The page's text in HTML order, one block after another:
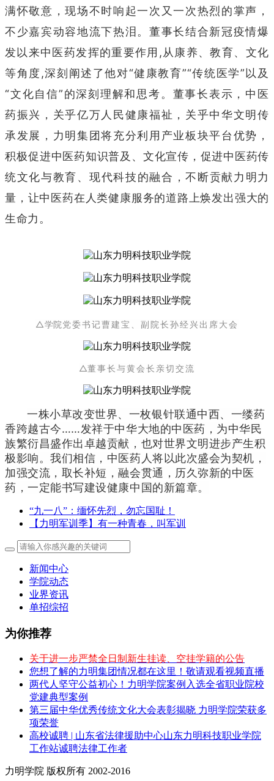
满怀敬意，现场不时响起一次又一次热烈的掌声，
不少嘉宾动容地流下热泪。董事长结合新冠疫情爆
发以来中医药发挥的重要作用,从康养、教育、文化
等角度,深刻阐述了他对“健康教育”“传统医学”以及
“文化自信”的深刻理解和思考。董事长表示，中医
药振兴，关乎亿万人民健康福祉，关乎中华文明传
承发展，力明集团将充分利用产业板块平台优势，
积极促进中医药知识普及、文化宣传，促进中医药传
统文化与教育、现代科技的融合，不断贡献力明力
量，让中医药在人类健康服务的道路上焕发出强大的
生命力。
△学院党委书记曹建宝、副院长孙经兴出席大会
△董事长与黄会长亲切交流
一株小草改变世界、一枚银针联通中西、一缕药
香跨越古今……发祥于中华大地的中医药，为中华民
族繁衍昌盛作出卓越贡献，也对世界文明进步产生积
极影响。我们相信，中医药人将以此次盛会为契机，
加强交流，取长补短，融会贯通，历久弥新的中医
药，一定能书写建设健康中国的新篇章。
“九一八”：缅怀先烈，勿忘国耻！
【力明军训季】有一种青春，叫军训
新闻中心
学院动态
业界资讯
单招综招
为你推荐
关于进一步严禁全日制新生挂读、空挂学籍的公告
您想了解的力明集团情况都在这里！敬请观看视频直播
两代人坚守公益初心！力明学院案例入选全省职业院校
党建典型案例
第三届中华优秀传统文化大会表彰揭晓 力明学院荣获多
项荣誉
高校诚聘 | 山东省法律援助中心山东力明科技职业学院
工作站诚聘法律工作者
力明学院 版权所有 2002-2016